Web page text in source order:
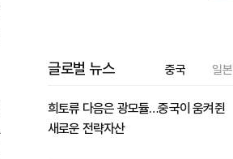
글로벌 뉴스 중국 일본
희토류 다음은 광모듈…중국이 움켜쥔
새로운 전략자산